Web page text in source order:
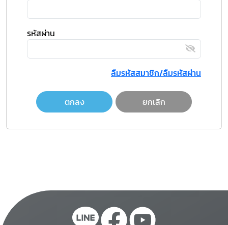
รหัสผ่าน
ลืมรหัสสมาชิก/ลืมรหัสผ่าน
ตกลง ยกเลิก